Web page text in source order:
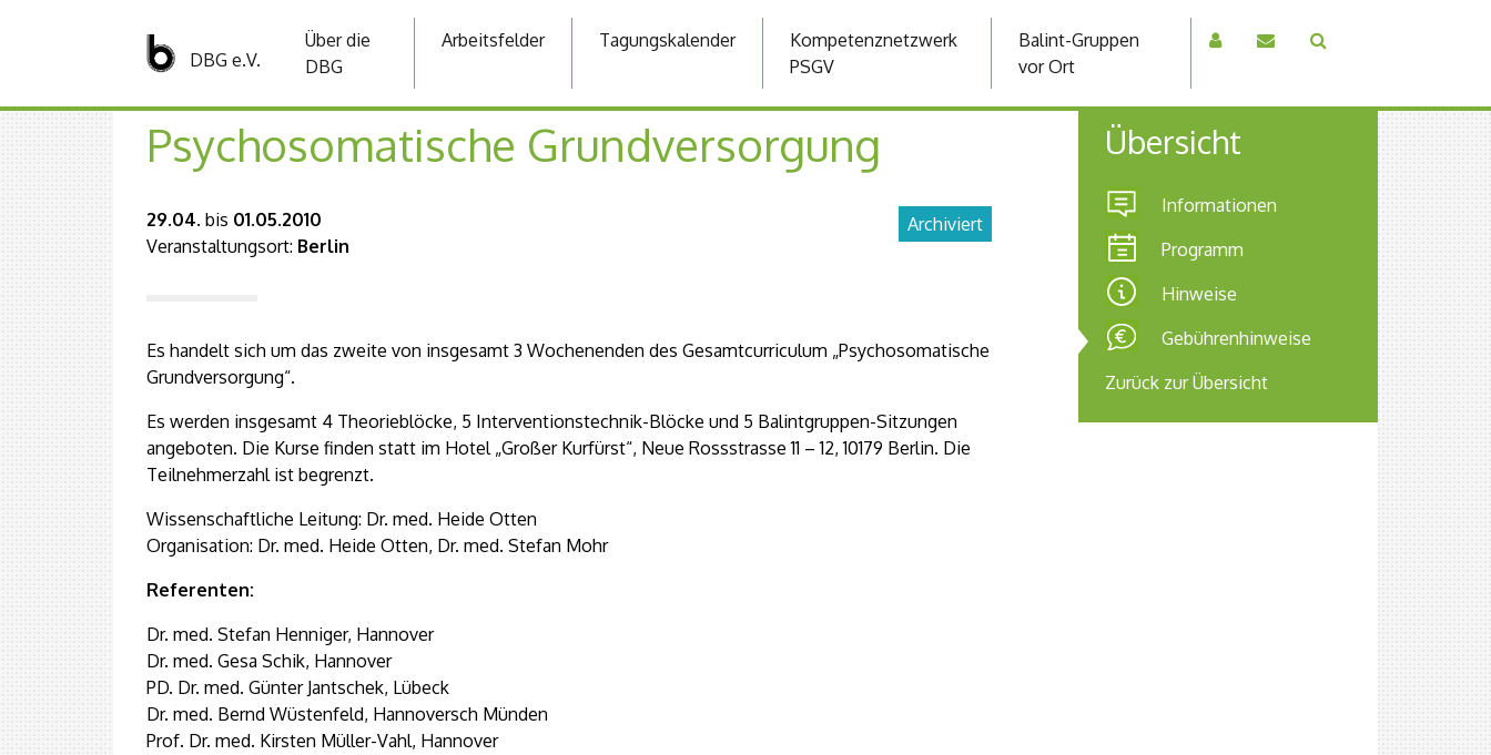
DBG e.V.
Über die
DBG
Arbeitsfelder Tagungskalender
Kompetenznetzwerk
PSGV
Balint-Gruppen
vor Ort
Übersicht
Informationen
Programm
Hinweise
Gebührenhinweise
Zurück zur Übersicht
Psychosomatische Grundversorgung
Archiviert
29.04. bis 01.05.2010
Veranstaltungsort: Berlin
Es handelt sich um das zweite von insgesamt 3 Wochenenden des Gesamtcurriculum „Psychosomatische
Grundversorgung“.
Es werden insgesamt 4 Theorieblöcke, 5 Interventionstechnik-Blöcke und 5 Balintgruppen-Sitzungen
angeboten. Die Kurse finden statt im Hotel „Großer Kurfürst“, Neue Rossstrasse 11 – 12, 10179 Berlin. Die
Teilnehmerzahl ist begrenzt.
Wissenschaftliche Leitung: Dr. med. Heide Otten
Organisation: Dr. med. Heide Otten, Dr. med. Stefan Mohr
Referenten:
Dr. med. Stefan Henniger, Hannover
Dr. med. Gesa Schik, Hannover
PD. Dr. med. Günter Jantschek, Lübeck
Dr. med. Bernd Wüstenfeld, Hannoversch Münden
Prof. Dr. med. Kirsten Müller-Vahl, Hannover